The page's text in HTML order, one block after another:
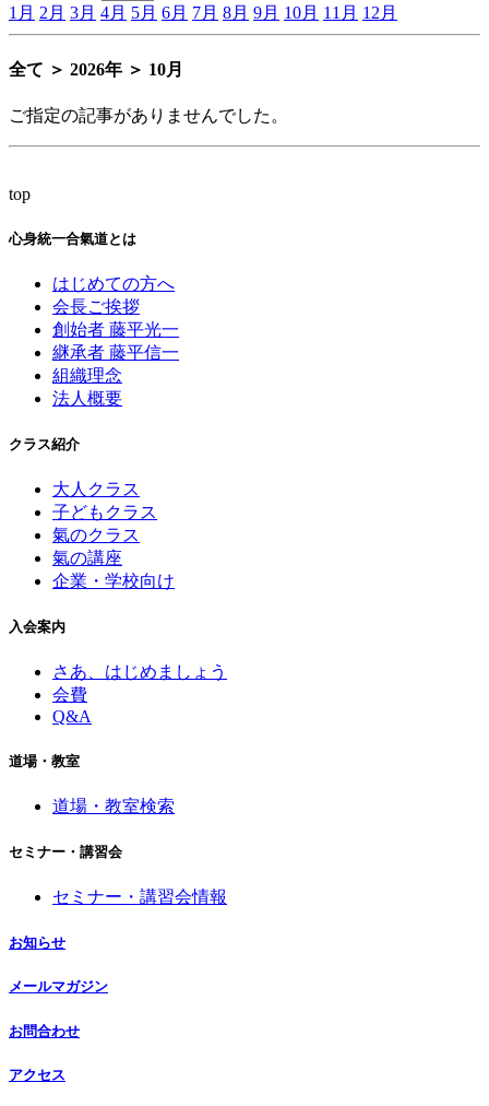
1月 2月 3月 4月 5月 6月 7月 8月 9月 10月 11月 12月
全て ＞ 2026年 ＞ 10月
ご指定の記事がありませんでした。
top
心身統一合氣道とは
はじめての方へ
会長ご挨拶
創始者 藤平光一
継承者 藤平信一
組織理念
法人概要
クラス紹介
大人クラス
子どもクラス
氣のクラス
氣の講座
企業・学校向け
入会案内
さあ、はじめましょう
会費
Q&A
道場・教室
道場・教室検索
セミナー・講習会
セミナー・講習会情報
お知らせ
メールマガジン
お問合わせ
アクセス